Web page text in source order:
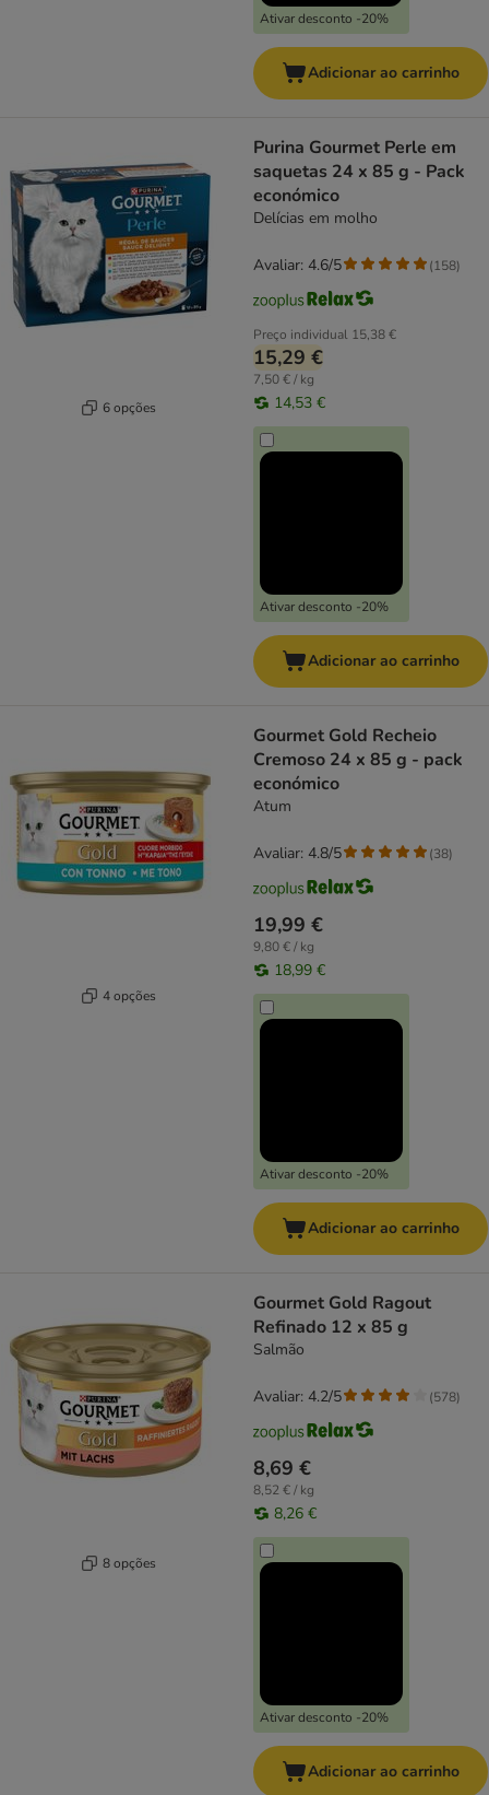
Ativar desconto -20%
Adicionar ao carrinho
6 opções
Purina Gourmet Perle em
saquetas 24 x 85 g - Pack
económico
Delícias em molho
Preço individual 15,38 €
15,29 €
7,50 € / kg
14,53 €
Ativar desconto -20%
Avaliar: 4.6/5 (158)
Adicionar ao carrinho
4 opções
Gourmet Gold Recheio
Cremoso 24 x 85 g - pack
económico
Atum
19,99 €
9,80 € / kg
18,99 €
Ativar desconto -20%
Avaliar: 4.8/5 (38)
Adicionar ao carrinho
8 opções
Gourmet Gold Ragout
Refinado 12 x 85 g
Salmão
8,69 €
8,52 € / kg
8,26 €
Ativar desconto -20%
Avaliar: 4.2/5 (578)
Adicionar ao carrinho